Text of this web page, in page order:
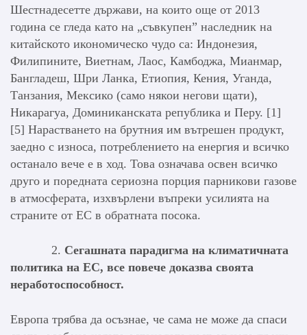
Шестнадесетте държави, на които още от 2013
година се гледа като на „съвкупен” наследник на
китайското икономическо чудо са: Индонезия,
Филипините, Виетнам, Лаос, Камбоджа, Мианмар,
Бангладеш, Шри Ланка, Етиопия, Кения, Уганда,
Танзания, Мексико (само някои негови щати),
Никарагуа, Доминиканската република и Перу. [1]
[5] Нарастването на брутния им вътрешен продукт,
заедно с износа, потреблението на енергия и всичко
останало вече е в ход. Това означава освен всичко
друго и поредната сериозна порция парникови газове
в атмосферата, изхвърлени въпреки усилията на
страните от ЕС в обратната посока.
2. Сегашната парадигма на климатичната
политика на ЕС, все повече доказва своята
неработоспособност.
Европа трябва да осъзнае, че сама не може да спаси